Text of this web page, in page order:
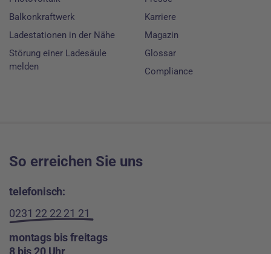
Balkonkraftwerk
Ladestationen in der Nähe
Störung einer Ladesäule
melden
Karriere
Magazin
Glossar
Compliance
So erreichen Sie uns
telefonisch:
0231 22 22 21 21
montags bis freitags
8 bis 20 Uhr